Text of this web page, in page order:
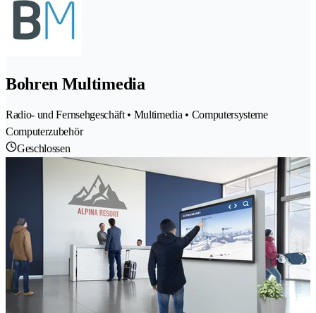
Bohren Multimedia
Radio- und Fernsehgeschäft • Multimedia • Computersysteme
Computerzubehör
Geschlossen